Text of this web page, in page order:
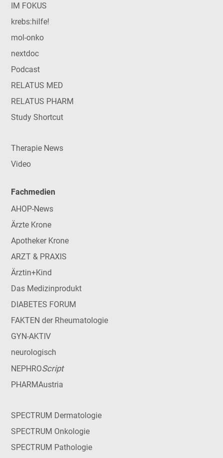
IM FOKUS
krebs:hilfe!
mol-onko
nextdoc
Podcast
RELATUS MED
RELATUS PHARM
Study Shortcut
Therapie News
Video
Fachmedien
AHOP-News
Ärzte Krone
Apotheker Krone
ARZT & PRAXIS
Ärztin+Kind
Das Medizinprodukt
DIABETES FORUM
FAKTEN der Rheumatologie
GYN-AKTIV
neurologisch
NEPHROScript
PHARMAustria
SPECTRUM Dermatologie
SPECTRUM Onkologie
SPECTRUM Pathologie